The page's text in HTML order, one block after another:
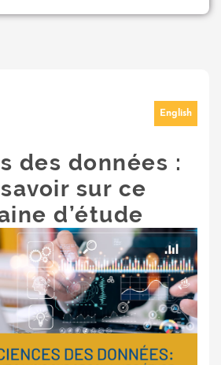
English
des données :
sur ce
d’étude